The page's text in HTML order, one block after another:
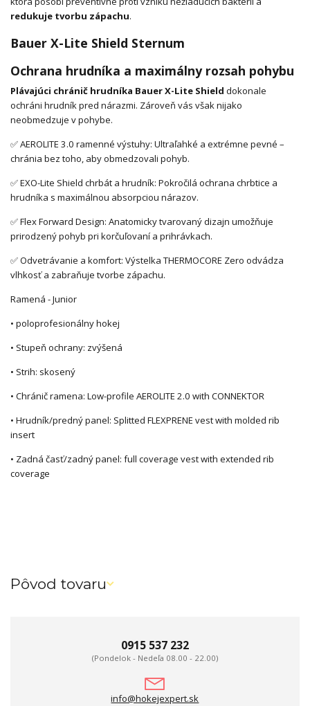
redukuje tvorbu zápachu.
Bauer X-Lite Shield Sternum
Ochrana hrudníka a maximálny rozsah pohybu
Plávajúci chránič hrudníka Bauer X-Lite Shield dokonale
ochráni hrudník pred nárazmi. Zároveň vás však nijako
neobmedzuje v pohybe.
✅ AEROLITE 3.0 ramenné výstuhy: Ultraľahké a extrémne pevné –
chránia bez toho, aby obmedzovali pohyb.
✅ EXO-Lite Shield chrbát a hrudník: Pokročilá ochrana chrbtice a
hrudníka s maximálnou absorpciou nárazov.
✅ Flex Forward Design: Anatomicky tvarovaný dizajn umožňuje
prirodzený pohyb pri korčuľovaní a prihrávkach.
✅ Odvetrávanie a komfort: Výstelka THERMOCORE Zero odvádza
vlhkosť a zabraňuje tvorbe zápachu.
Ramená - Junior
• poloprofesionálny hokej
• Stupeň ochrany: zvýšená
• Strih: skosený
• Chránič ramena: Low-profile AEROLITE 2.0 with CONNEKTOR
• Hrudník/predný panel: Splitted FLEXPRENE vest with molded rib
insert
• Zadná časť/zadný panel: full coverage vest with extended rib
coverage
Pôvod tovaru
0915 537 232
(Pondelok - Nedeľa 08.00 - 22.00)
info@hokejexpert.sk